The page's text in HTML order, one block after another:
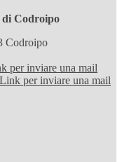
Codroipo
Codroipo
per inviare una mail
Link per inviare una mail